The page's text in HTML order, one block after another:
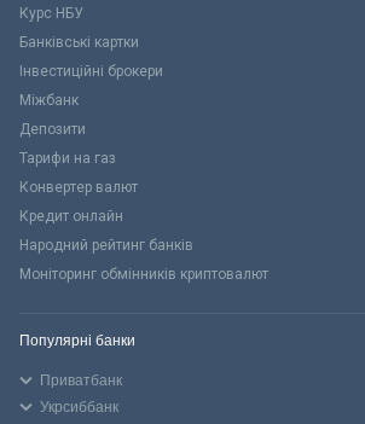
Курс НБУ
Банківські картки
Інвестиційні брокери
Міжбанк
Депозити
Тарифи на газ
Конвертер валют
Кредит онлайн
Народний рейтинг банків
Моніторинг обмінників криптовалют
Популярні банки
Приватбанк
Укрсиббанк